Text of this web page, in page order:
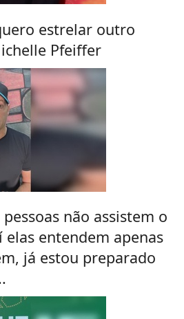
estrelar outro
Pfeiffer
não assistem o
entendem apenas
já estou preparado